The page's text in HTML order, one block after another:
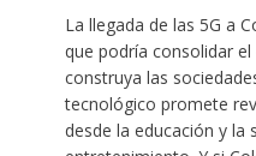
La llegada de las 5G a
que podría consolidar
construya las
tecnológico promete
desde la educación y la